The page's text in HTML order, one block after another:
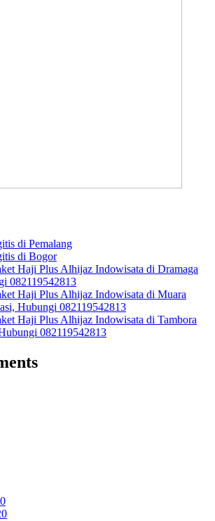
di Pemalang
di Bogor
Haji Plus Alhijaz Indowisata di Dramaga
082119542813
Haji Plus Alhijaz Indowisata di Muara
Hubungi 082119542813
Haji Plus Alhijaz Indowisata di Tambora
082119542813